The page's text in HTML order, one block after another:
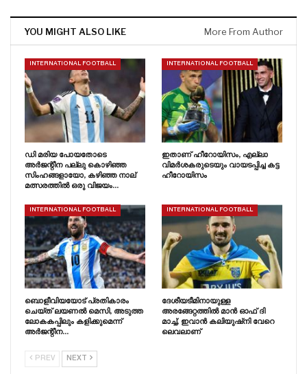
YOU MIGHT ALSO LIKE More From Author
INTERNATIONAL FOOTBALL
ഡി മരിയ പോയതോടെ
അർജന്റീന പല്ലു കൊഴിഞ്ഞ
സിംഹങ്ങളായോ, കഴിഞ്ഞ നാല്
മത്സരത്തിൽ ഒരു വിജയം…
INTERNATIONAL FOOTBALL
ഇതാണ് ഹീറോയിസം, എല്ലാ
വിമർശകരുടെയും വായടപ്പിച്ച കട്ട
ഹീറോയിസം
INTERNATIONAL FOOTBALL
ബൊളീവിയയോട് പ്രതികാരം
ചെയ്‌ത്‌ ലയണൽ മെസി, അടുത്ത
ലോകകപ്പിലും കളിക്കുമെന്ന്
അർജന്റീന…
INTERNATIONAL FOOTBALL
ദേശീയടീമിനായുള്ള
അരങ്ങേറ്റത്തിൽ മാൻ ഓഫ് ദി
മാച്ച്, ഇവാൻ കലിയുഷ്‌നി വേറെ
ലെവലാണ്
PREV NEXT